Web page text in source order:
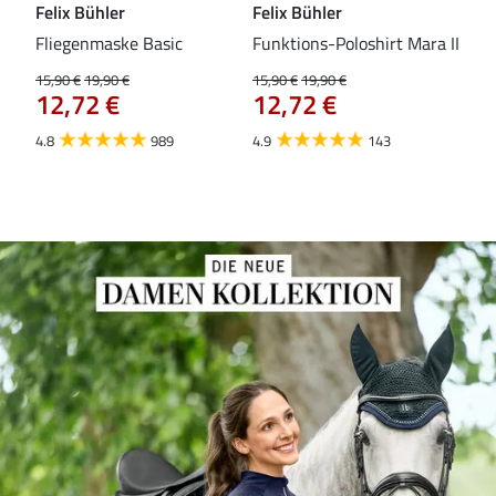
Felix Bühler
Fliegenmaske Basic
15,90 €19,90 €
12,72 €
4.8 989
Felix Bühler
Funktions-Poloshirt Mara II
15,90 €19,90 €
12,72 €
4.9 143